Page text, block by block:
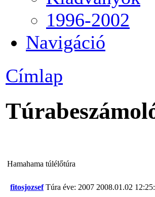
1996-2002
Navigáció
Címlap
Hamahama túlélőtúra
fitosjozsef Túra éve: 2007 2008.01.02